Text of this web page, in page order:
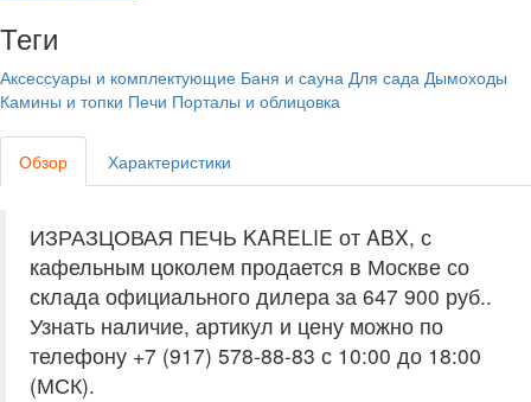
Теги
Аксессуары и комплектующие Баня и сауна Для сада Дымоходы
Камины и топки Печи Порталы и облицовка
Обзор Характеристики
ИЗРАЗЦОВАЯ ПЕЧЬ KARELIE от ABX, с
кафельным цоколем продается в Москве со
склада официального дилера за 647 900 руб..
Узнать наличие, артикул и цену можно по
телефону +7 (917) 578-88-83 с 10:00 до 18:00
(МСК).